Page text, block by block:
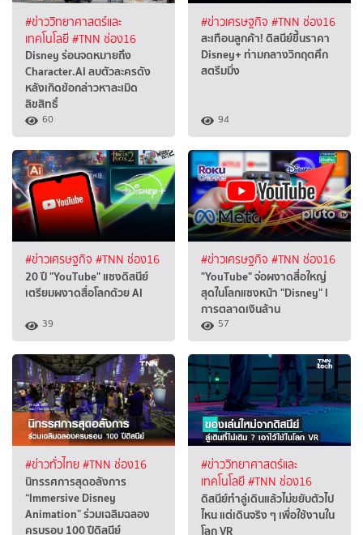
#ข่าววิทยาศาสตร์และ
เทคโนโลยี#TNN ช่อง16
Disney ร่อนจดหมายถึง
Character.AI ลบตัวละครดัง
หลังเกิดข้อกล่าวหาละเมิด
ลิขสิทธิ์
60
#ข่าวเศรษฐกิจ #TNN ช่อง16
สะเทือนลูกค้า! ดิสนีย์ขึ้นราคา
Disney+ ท่ามกลางวิกฤตศึก
สตรีมมิ่ง
94
#ข่าวเศรษฐกิจ #TNN ช่อง16
20 ปี "YouTube" แซงดิสนีย์
เตรียมผงาดสื่อโลกด้วย AI
39
#ข่าวเศรษฐกิจ #TNN ช่อง16
"YouTube" จ่อผงาดสื่อใหญ่
สุดในโลกแซงหน้า "Disney" l
การตลาดเงินล้าน
57
#ข่าวทั่วไทย#TNN ช่อง16
นิทรรศการสุดอลังการ
“Immersive Disney
Animation” ร่วมเฉลิมฉลอง
ครบรอบ 100 ปีดิสนีย์
#ข่าววิทยาศาสตร์และ
เทคโนโลยี#TNN ช่อง16
ดิสนีย์ทำลู่เดินแล้วไม่ขยับตัวไป
ไหน แต่เดินจริง ๆ เพื่อใช้งานใน
โลก VR